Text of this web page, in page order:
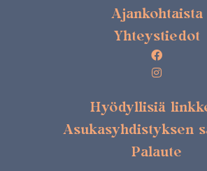
Ajankohtaista
Yhteystiedot
Hyödyllisiä
Asukasyhdistyksen
Palaute